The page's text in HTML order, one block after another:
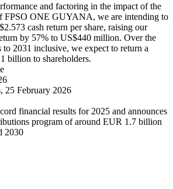
and factoring in the impact of the
FPSO ONE GUYANA, we are intending to
cash return per share, raising our
by 57% to US$440 million. Over the
to 2031 inclusive, we expect to return a
billion to shareholders.
25 February 2026
financial results for 2025 and announces
program of around EUR 1.7 billion
2030